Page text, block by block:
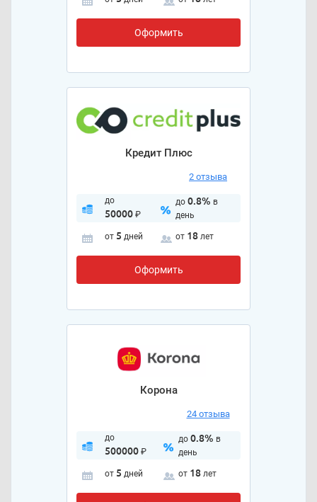
Оформить
Кредит Плюс
2 отзыва
до
50000₽
до 0.8% в
день
от 5 дней от 18 лет
Оформить
Корона
24 отзыва
до
500000₽
до 0.8% в
день
от 5 дней от 18 лет